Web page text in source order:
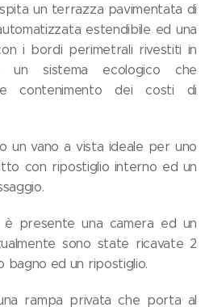
un terrazza pavimentata di
estendibile ed una
i bordi perimetrali rivestiti in
un sistema ecologico che
contenimento dei costi di
un vano a vista ideale per uno
con ripostiglio interno ed un
presente una camera ed un
sono state ricavate 2
bagno ed un ripostiglio.
rampa privata che porta al